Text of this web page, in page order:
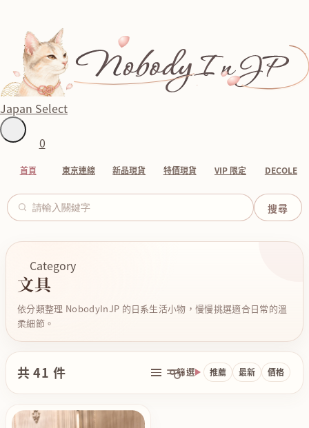
Japan Select
0
首頁 東京連線 新品現貨 特價現貨 VIP 限定 DECOLE
Category
文具
依分類整理 NobodyInJP 的日系生活小物，慢慢挑選適合日常的溫
柔細節。
共 41 件 篩選 推薦 最新 價格